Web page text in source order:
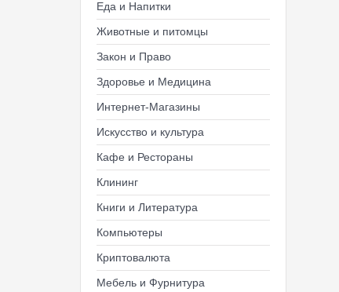
Еда и Напитки
Животные и питомцы
Закон и Право
Здоровье и Медицина
Интернет-Магазины
Искусство и культура
Кафе и Рестораны
Клининг
Книги и Литература
Компьютеры
Криптовалюта
Мебель и Фурнитура